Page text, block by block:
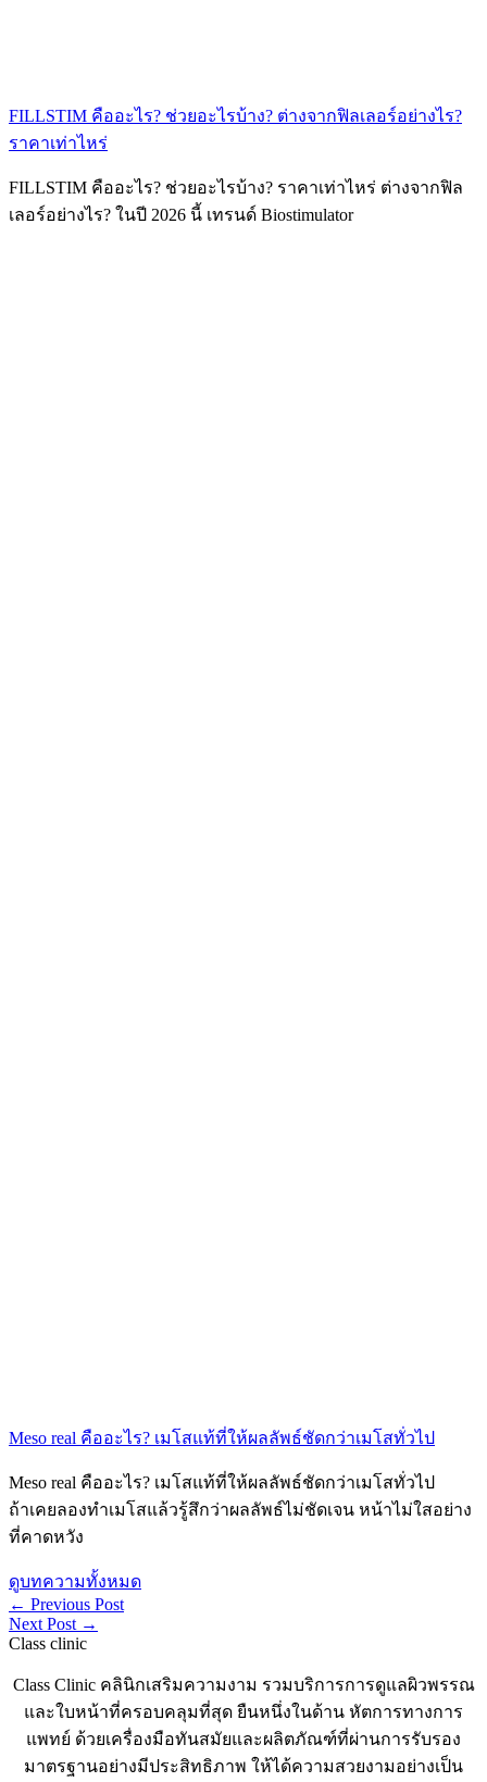
FILLSTIM คืออะไร? ช่วยอะไรบ้าง? ต่างจากฟิลเลอร์อย่างไร?
ราคาเท่าไหร่
FILLSTIM คืออะไร? ช่วยอะไรบ้าง? ราคาเท่าไหร่ ต่างจากฟิล
เลอร์อย่างไร? ในปี 2026 นี้ เทรนด์ Biostimulator
Meso real คืออะไร? เมโสแท้ที่ให้ผลลัพธ์ชัดกว่าเมโสทั่วไป
Meso real คืออะไร? เมโสแท้ที่ให้ผลลัพธ์ชัดกว่าเมโสทั่วไป
ถ้าเคยลองทำเมโสแล้วรู้สึกว่าผลลัพธ์ไม่ชัดเจน หน้าไม่ใสอย่าง
ที่คาดหวัง
ดูบทความทั้งหมด
← Previous Post
Next Post →
Class clinic
Class Clinic คลินิกเสริมความงาม รวมบริการการดูแลผิวพรรณ
และใบหน้าที่ครอบคลุมที่สุด ยืนหนึ่งในด้าน หัตการทางการ
แพทย์ ด้วยเครื่องมือทันสมัยและผลิตภัณฑ์ที่ผ่านการรับรอง
มาตรฐานอย่างมีประสิทธิภาพ ให้ได้ความสวยงามอย่างเป็น